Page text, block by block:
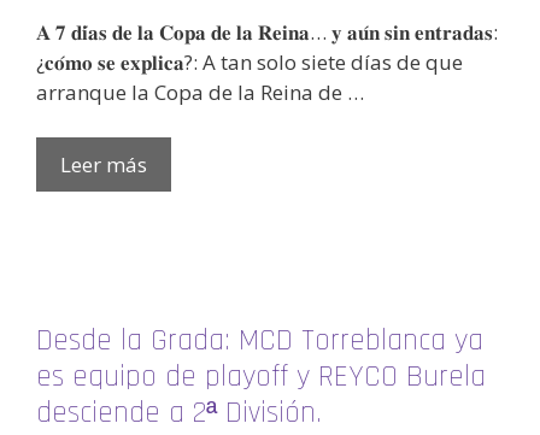
𝐀 𝟕 𝐝𝐢́𝐚𝐬 𝐝𝐞 𝐥𝐚 𝐂𝐨𝐩𝐚 𝐝𝐞 𝐥𝐚 𝐑𝐞𝐢𝐧𝐚… 𝐲 𝐚𝐮́𝐧 𝐬𝐢𝐧 𝐞𝐧𝐭𝐫𝐚𝐝𝐚𝐬:
¿𝐜𝐨́𝐦𝐨 𝐬𝐞 𝐞𝐱𝐩𝐥𝐢𝐜𝐚?: A tan solo siete días de que
arranque la Copa de la Reina de …
Leer más
Desde la Grada: MCD Torreblanca ya
es equipo de playoff y REYCO Burela
desciende a 2ª División.